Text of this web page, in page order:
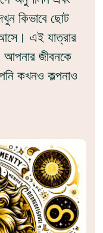
কিভাবে ছোট
আসে। এই যাত্রার
জীবনকে
কখনও কল্পনাও